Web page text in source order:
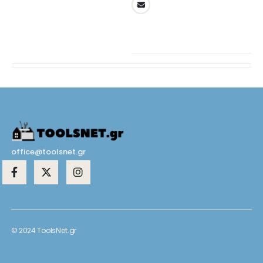
office@toolsnet.gr
© 2024 ToolsNet.gr